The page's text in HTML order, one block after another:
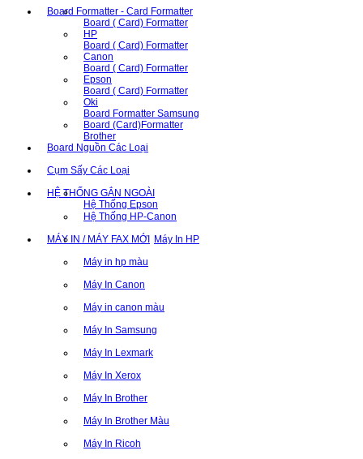
Board Formatter - Card Formatter
Board ( Card) Formatter
HP
Board ( Card) Formatter
Canon
Board ( Card) Formatter
Epson
Board ( Card) Formatter
Oki
Board Formatter Samsung
Board (Card)Formatter
Brother
Board Nguồn Các Loại
Cụm Sấy Các Loại
HỆ THỐNG GẮN NGOÀI
Hệ Thống Epson
Hệ Thống HP-Canon
MÁY IN / MÁY FAX MỚI Máy In HP
Máy in hp màu
Máy In Canon
Máy in canon màu
Máy In Samsung
Máy In Lexmark
Máy In Xerox
Máy In Brother
Máy In Brother Màu
Máy In Ricoh